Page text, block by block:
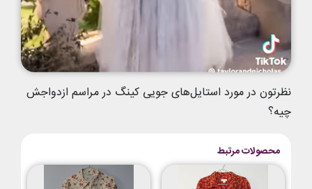
نظرتون در مورد استایل‌های جویی کینگ در مراسم ازدواجش
چیه؟
محصولات مرتبط